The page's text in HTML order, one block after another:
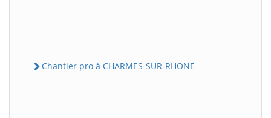
Chantier pro à CHARMES-SUR-RHONE